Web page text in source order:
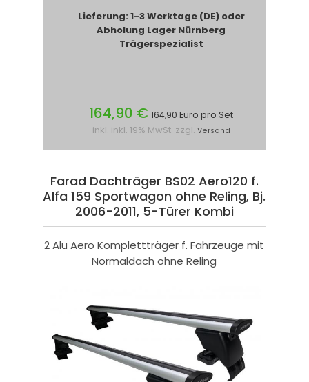
Lieferung: 1-3 Werktage (DE) oder
Abholung Lager Nürnberg
Trägerspezialist
164,90 € 164,90 Euro pro Set
inkl. inkl. 19% MwSt. zzgl. Versand
Farad Dachträger BS02 Aero120 f.
Alfa 159 Sportwagon ohne Reling, Bj.
2006-2011, 5-Türer Kombi
2 Alu Aero Komplettträger f. Fahrzeuge mit
Normaldach ohne Reling